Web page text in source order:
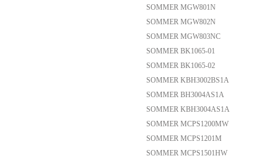
SOMMER MGW801N
SOMMER MGW802N
SOMMER MGW803NC
SOMMER BK1065-01
SOMMER BK1065-02
SOMMER KBH3002BS1A
SOMMER BH3004AS1A
SOMMER KBH3004AS1A
SOMMER MCPS1200MW
SOMMER MCPS1201M
SOMMER MCPS1501HW